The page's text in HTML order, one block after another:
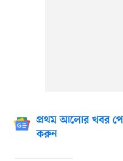
প্রথম আলোর খবর
করুন